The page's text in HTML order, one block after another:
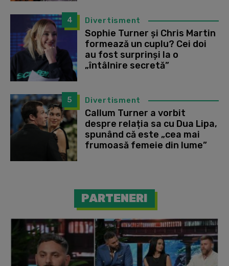
4 Divertisment
Sophie Turner și Chris Martin
formează un cuplu? Cei doi
au fost surprinși la o
„întâlnire secretă”
5 Divertisment
Callum Turner a vorbit
despre relația sa cu Dua Lipa,
spunând că este „cea mai
frumoasă femeie din lume”
PARTENERI